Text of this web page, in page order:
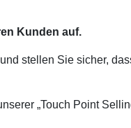
Kunden auf.
stellen Sie sicher,
„Touch Point